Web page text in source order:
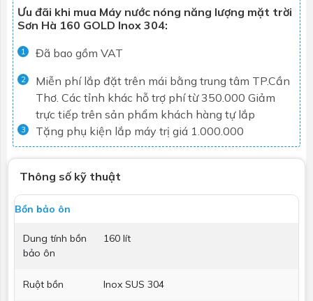
Ưu đãi khi mua Máy nước nóng năng lượng mặt trời
Sơn Hà 160 GOLD Inox 304:
1 Đã bao gồm VAT
2
Miễn phí lắp đặt trên mái bằng trung tâm TP.Cần
Thơ. Các tỉnh khác hỗ trợ phí từ 350.000 Giảm
trực tiếp trên sản phẩm khách hàng tự lắp
3 Tặng phụ kiện lắp máy trị giá 1.000.000
Thông số kỹ thuật
Bồn bảo ôn
Dung tính bồn
bảo ôn
160 lít
Ruột bồn Inox SUS 304